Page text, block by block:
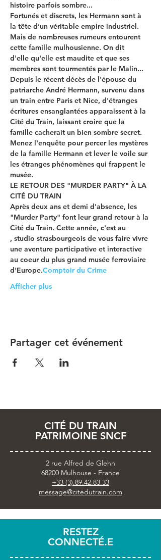
histoire parfois sombre...
Fortunés et discrets, les Hermann sont à
la tête d’un véritable empire industriel.
Mais de nombreuses rumeurs entourent
cette famille mulhousienne. On dit
d'elle qu'elle est maudite et que ses
membres sont tourmentés par le Malin...
Depuis le récent décès de l'épouse du
patriarche André Hermann, survenu dans
un train entre Paris et Nice, d'étranges
écritures ensanglantées apparaissent à la
Cité du Train, laissant croire que la
famille cacherait un bien sombre secret.
Menez l'enquête pour percer les mystères
de la famille Hermann et lever le voile sur
les étranges phénomènes qui frappent le
musée.
LE RETOUR DES "MURDER PARTY" À LA
CITÉ DU TRAIN
Après deux ans et demi d'absence, les
"Murder Party" font leur grand retour à la
Cité du Train. Cette année, c'est au
, studio strasbourgeois de vous faire vivre
une aventure participative et interactive
au coeur du plus grand musée ferroviaire
d'Europe.Comptoir du Crime
Afficher plus
Partager cet événement
CITÉ DU TRAIN
PATRIMOINE SNCF
2 rue Alfred de Glehn
68200 Mulhouse - France
+33 (3).89.42.83.33
message@citedutrain.com
RESTEZ
CONNECTÉ.E